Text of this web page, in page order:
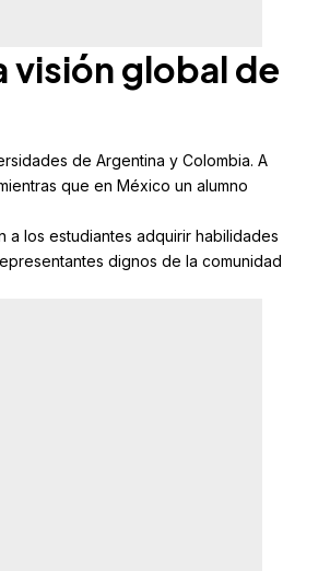
visión global de
de Argentina y Colombia. A
que en México un alumno
los estudiantes adquirir habilidades
dignos de la comunidad